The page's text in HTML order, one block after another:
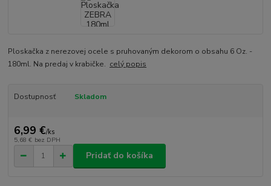
Ploskačka z nerezovej ocele s pruhovaným dekorom o obsahu 6 Oz. -
180ml. Na predaj v krabičke. celý popis
Dostupnosť Skladom
6,99 €/ks
5,68 € bez DPH
Pridať do košíka